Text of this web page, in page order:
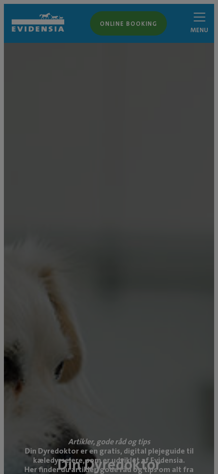
ONLINE BOOKING
MENU
Din Dyredoktor
Artikler, gode råd og tips
Din Dyredoktor er en gratis, digital plejeguide til
kæledyrsejere, som er udviklet af Evidensia.
Her finder du artikler, gode råd og tips om alt fra